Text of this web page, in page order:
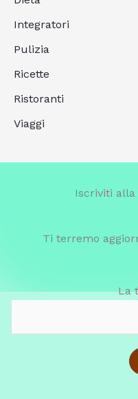
Integratori
Pulizia
Ricette
Ristoranti
Viaggi
Iscriviti
Ti terremo
La